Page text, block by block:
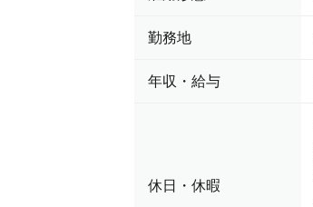
勤務地
年収・給与
休日・休暇